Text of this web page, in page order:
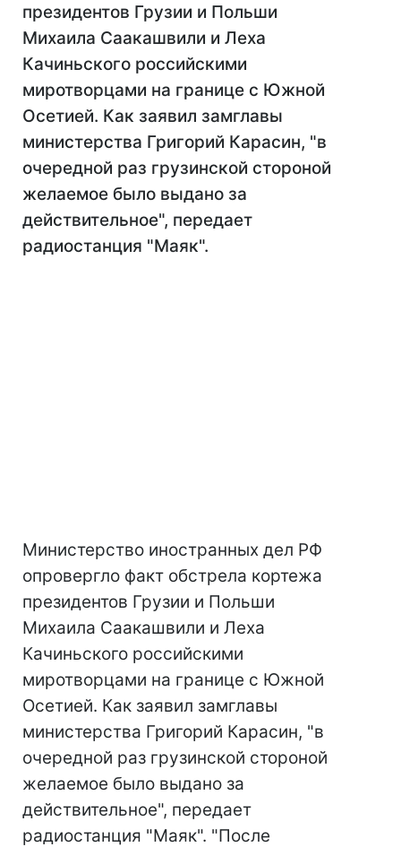
президентов Грузии и Польши
Михаила Саакашвили и Леха
Качиньского российскими
миротворцами на границе с Южной
Осетией. Как заявил замглавы
министерства Григорий Карасин, "в
очередной раз грузинской стороной
желаемое было выдано за
действительное", передает
радиостанция "Маяк".
Министерство иностранных дел РФ
опровергло факт обстрела кортежа
президентов Грузии и Польши
Михаила Саакашвили и Леха
Качиньского российскими
миротворцами на границе с Южной
Осетией. Как заявил замглавы
министерства Григорий Карасин, "в
очередной раз грузинской стороной
желаемое было выдано за
действительное", передает
радиостанция "Маяк". "После